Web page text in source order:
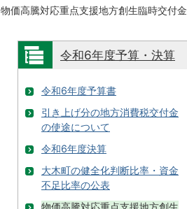
物価高騰対応重点支援地方創生臨時交付金
令和6年度予算・決算
令和6年度予算書
引き上げ分の地方消費税交付金
の使途について
令和6年度決算
大木町の健全化判断比率・資金
不足比率の公表
物価高騰対応重点支援地方創生